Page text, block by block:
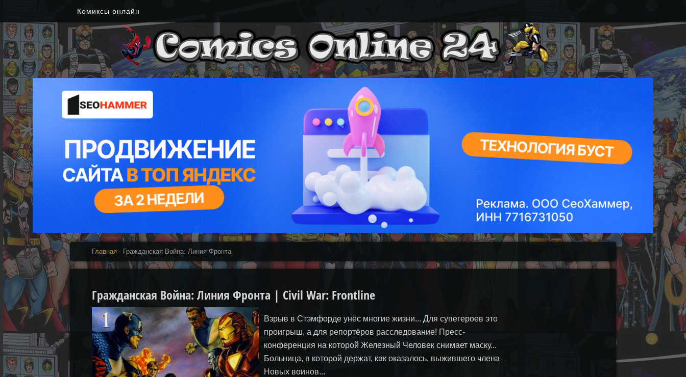
Комиксы онлайн
Главная- Гражданская Война: Линия Фронта
Гражданская Война: Линия Фронта | Civil War: Frontline
Взрыв в Стэмфорде унёс многие жизни... Для cупегероев это
проигрыш, а для репортёров расследование! Пресс-
конференция на которой Железный Человек снимает маску...
Больница, в которой держат, как оказалось, выжившего члена
Новых воинов...